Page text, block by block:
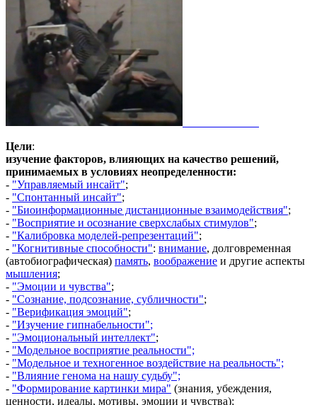
Цели:
изучение факторов, влияющих на качество решений,
принимаемых в условиях неопределенности:
- "Управляемый инсайт";
- "Спонтанный инсайт";
- "Биоинформационные дистанционные взаимодействия";
- "Восприятие и осознание сверхслабых стимулов";
- "Калибровка моделей-репрезентаций";
- "Когнитивные способности": внимание, долговременная
(автобиографическая) память, воображение и другие аспекты
мышления;
- "Эмоции и чувства";
- "Сознание, подсознание, субличности";
- "Верификация эмоций";
- "Изучение гипнабельности";
- "Эмоциональный интеллект";
- "Модельное восприятие реальности";
- "Модельное и техногенное воздействие на реальность";
- "Влияние генома на нашу судьбу";
- "Формирование картинки мира" (знания, убеждения,
ценности, идеалы, мотивы, эмоции и чувства);